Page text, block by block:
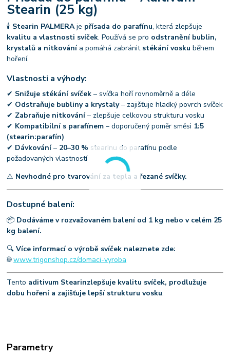
Stearin (25 kg)
🕯 Stearin PALMERAje přísada do parafínu, která zlepšuje
kvalitu a vlastnosti svíček. Používá se pro odstranění bublin,
krystalů a nitkovánía pomáhá zabránit stékání vosku během
hoření.
Vlastnosti a výhody:
✔ Snižuje stékání svíček – svíčka hoří rovnoměrně a déle
✔ Odstraňuje bubliny a krystaly– zajišťuje hladký povrch svíček
✔ Zabraňuje nitkování– zlepšuje celkovou strukturu vosku
✔ Kompatibilní s parafínem – doporučený poměr směsi 1:5
(stearin:parafín)
✔ Dávkování– 20–30 % stearinu do parafínu podle
požadovaných vlastností
⚠ Nevhodné pro tvarování za tepla a řezané svíčky.
Dostupné balení:
📦 Dodáváme v rozvažovaném balení od 1 kg nebo v celém 25
kg balení.
🔍Více informací o výrobě svíček naleznete zde:
🌐www.trigonshop.cz/domaci-vyroba
Tento aditivum Stearinzlepšuje kvalitu svíček, prodlužuje
dobu hoření a zajišťuje lepší strukturu vosku.
Parametry